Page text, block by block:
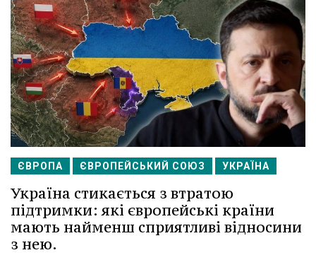
ЄВРОПА ЄВРОПЕЙСЬКИЙ СОЮЗ УКРАЇНА
Україна стикається з втратою
підтримки: які європейські країни
мають найменш сприятливі відносини
з нею.